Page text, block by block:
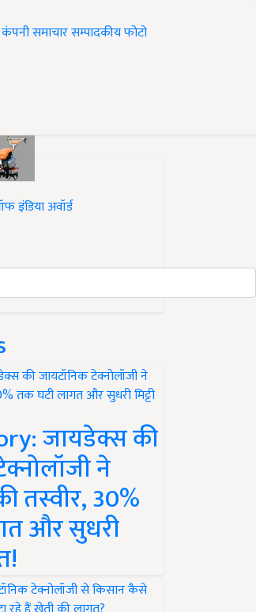
कंपनी समाचारसम्पादकीयफोटो
इंडिया अवॉर्ड
जायडेक्स की
ने
तस्वीर, 30%
और सुधरी